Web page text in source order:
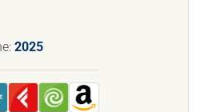
2025